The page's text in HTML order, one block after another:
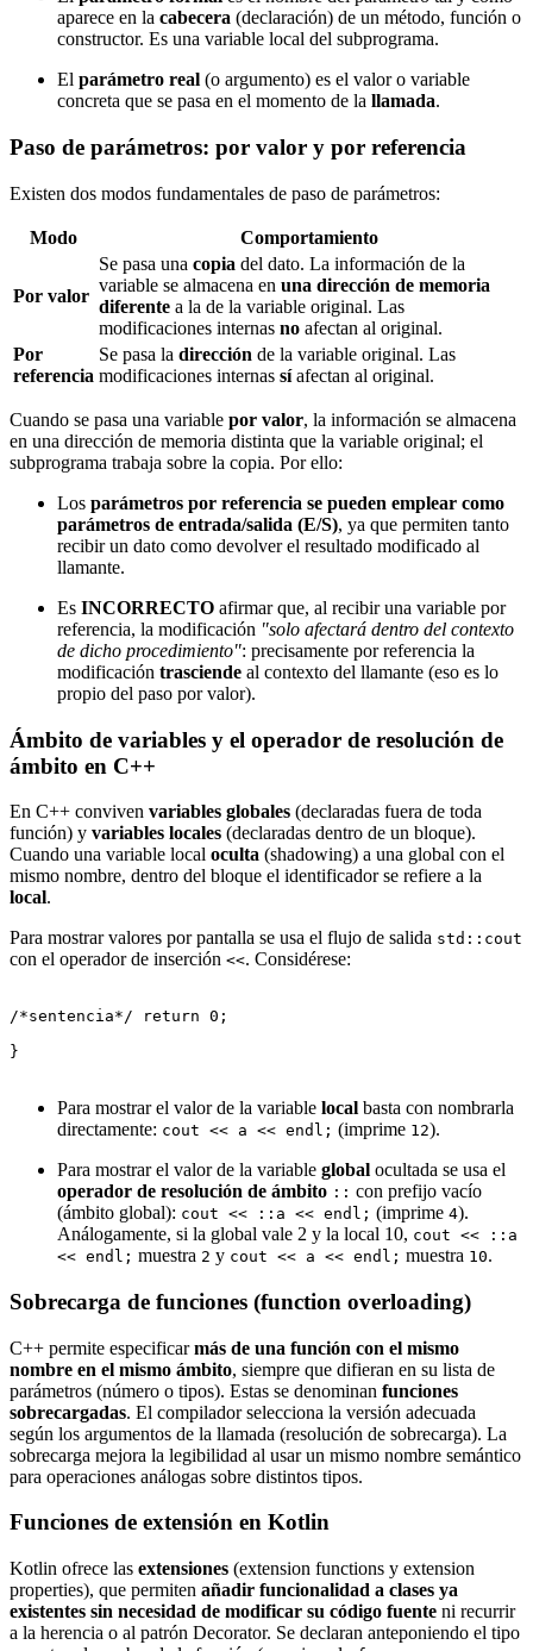
aparece en la cabecera (declaración) de un método, función o
constructor. Es una variable local del subprograma.
El parámetro real (o argumento) es el valor o variable
concreta que se pasa en el momento de la llamada.
Paso de parámetros: por valor y por referencia
Existen dos modos fundamentales de paso de parámetros:
Modo Comportamiento
Por valor
Se pasa una copia del dato. La información de la
variable se almacena en una dirección de memoria
diferente a la de la variable original. Las
modificaciones internas no afectan al original.
Por
referencia
Se pasa la dirección de la variable original. Las
modificaciones internas síafectan al original.
Cuando se pasa una variable por valor, la información se almacena
en una dirección de memoria distinta que la variable original; el
subprograma trabaja sobre la copia. Por ello:
Los parámetros por referencia se pueden emplear como
parámetros de entrada/salida (E/S), ya que permiten tanto
recibir un dato como devolver el resultado modificado al
llamante.
Es INCORRECTO afirmar que, al recibir una variable por
referencia, la modificación "solo afectará dentro del contexto
de dicho procedimiento": precisamente por referencia la
modificación trasciende al contexto del llamante (eso es lo
propio del paso por valor).
Ámbito de variables y el operador de resolución de
ámbito en C++
En C++ conviven variables globales (declaradas fuera de toda
función) y variables locales (declaradas dentro de un bloque).
Cuando una variable local oculta (shadowing) a una global con el
mismo nombre, dentro del bloque el identificador se refiere a la
local.
Para mostrar valores por pantalla se usa el flujo de salida std::cout
con el operador de inserción <<. Considérese:
/*sentencia*/ return 0;
}
Para mostrar el valor de la variable local basta con nombrarla
directamente: cout << a << endl; (imprime 12).
Para mostrar el valor de la variable global ocultada se usa el
operador de resolución de ámbito :: con prefijo vacío
(ámbito global): cout << ::a << endl; (imprime 4).
Análogamente, si la global vale 2 y la local 10, cout << ::a
<< endl; muestra 2 y cout << a << endl; muestra 10.
Sobrecarga de funciones (function overloading)
C++ permite especificarmás de una función con el mismo
nombre en el mismo ámbito, siempre que difieran en su lista de
parámetros (número o tipos). Estas se denominan funciones
sobrecargadas. El compilador selecciona la versión adecuada
según los argumentos de la llamada (resolución de sobrecarga). La
sobrecarga mejora la legibilidad al usar un mismo nombre semántico
para operaciones análogas sobre distintos tipos.
Funciones de extensión en Kotlin
Kotlin ofrece las extensiones (extension functions y extension
properties), que permiten añadir funcionalidad a clases ya
existentes sin necesidad de modificar su código fuente ni recurrir
a la herencia o al patrón Decorator. Se declaran anteponiendo el tipo